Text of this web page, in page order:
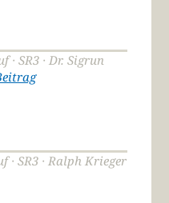
· SR3 · Dr. Sigrun
· SR3 · Ralph Krieger